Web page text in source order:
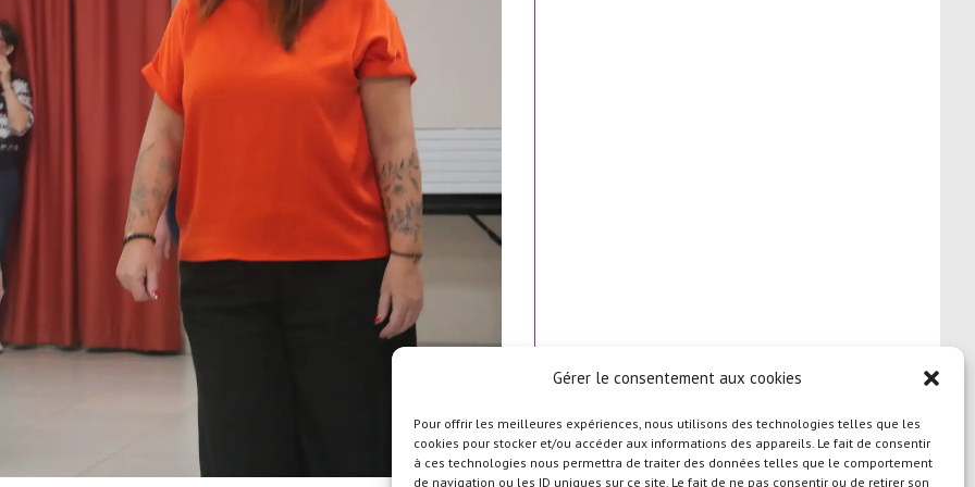
Gérer le consentement aux cookies
Pour offrir les meilleures expériences, nous utilisons des technologies telles que les
cookies pour stocker et/ou accéder aux informations des appareils. Le fait de consentir
à ces technologies nous permettra de traiter des données telles que le comportement
de navigation ou les ID uniques sur ce site. Le fait de ne pas consentir ou de retirer son